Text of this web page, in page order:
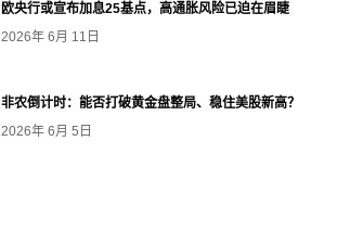
欧央行或宣布加息25基点，高通胀风险已迫在眉睫
2026年 6月 11日
非农倒计时：能否打破黄金盘整局、稳住美股新高？
2026年 6月 5日